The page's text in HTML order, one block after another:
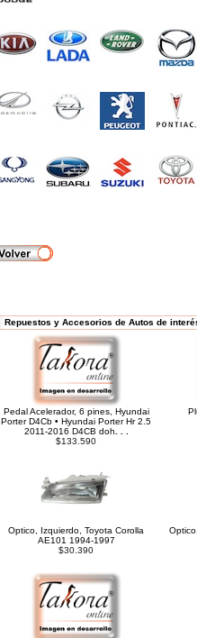
Repuestos y Accesorios de Autos de
Pedal Acelerador, 6 pines, Hyundai
Porter D4Cb • Hyundai Porter Hr 2.5
2011-2016 D4CB doh
$133.590
Optico, Izquierdo, Toyota Corolla
AE101 1994-1997
$30.390